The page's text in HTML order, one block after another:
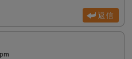
返信